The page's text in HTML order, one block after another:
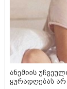
ანემიის
ყურადღებას არ